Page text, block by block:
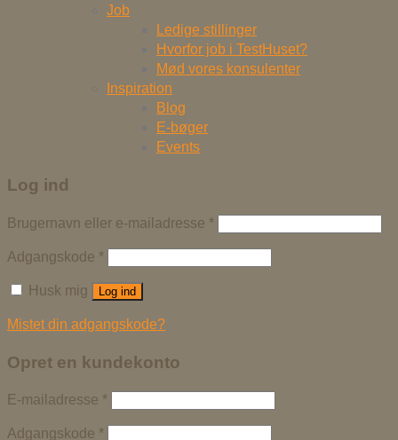
Job
Ledige stillinger
Hvorfor job i TestHuset?
Mød vores konsulenter
Inspiration
Blog
E-bøger
Events
Log ind
Brugernavn eller e-mailadresse *
Adgangskode *
Husk mig Log ind
Mistet din adgangskode?
Opret en kundekonto
E-mailadresse *
Adgangskode *